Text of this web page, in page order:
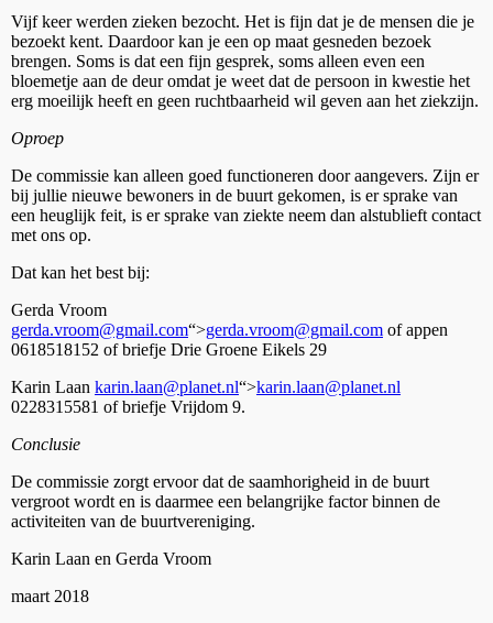
Vijf keer werden zieken bezocht. Het is fijn dat je de mensen die je
bezoekt kent. Daardoor kan je een op maat gesneden bezoek
brengen. Soms is dat een fijn gesprek, soms alleen even een
bloemetje aan de deur omdat je weet dat de persoon in kwestie het
erg moeilijk heeft en geen ruchtbaarheid wil geven aan het ziekzijn.
Oproep
De commissie kan alleen goed functioneren door aangevers. Zijn er
bij jullie nieuwe bewoners in de buurt gekomen, is er sprake van
een heuglijk feit, is er sprake van ziekte neem dan alstublieft contact
met ons op.
Dat kan het best bij:
Gerda Vroom
gerda.vroom@gmail.com“>gerda.vroom@gmail.com of appen
0618518152 of briefje Drie Groene Eikels 29
Karin Laan karin.laan@planet.nl“>karin.laan@planet.nl
0228315581 of briefje Vrijdom 9.
Conclusie
De commissie zorgt ervoor dat de saamhorigheid in de buurt
vergroot wordt en is daarmee een belangrijke factor binnen de
activiteiten van de buurtvereniging.
Karin Laan en Gerda Vroom
maart 2018